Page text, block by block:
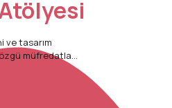
ve tasarım
müfredatla
ve kendi